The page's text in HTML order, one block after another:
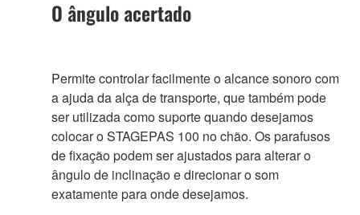
O ângulo acertado
Permite controlar facilmente o alcance sonoro com
a ajuda da alça de transporte, que também pode
ser utilizada como suporte quando desejamos
colocar o STAGEPAS 100 no chão. Os parafusos
de fixação podem ser ajustados para alterar o
ângulo de inclinação e direcionar o som
exatamente para onde desejamos.